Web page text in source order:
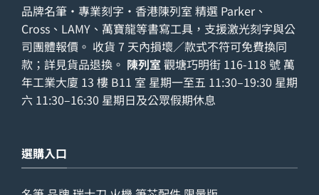
品牌名筆・專業刻字・香港陳列室 精選 Parker、
Cross、LAMY、萬寶龍等書寫工具，支援激光刻字與公
司團體報價。 收貨 7 天內損壞／款式不符可免費換同
款；詳見貨品退換 。 陳列室 觀塘巧明街 116-118 號 萬
年工業大廈 13 樓 B11 室 星期一至五 11:30–19:30 星期
六 11:30–16:30 星期日及公眾假期休息
選購入口